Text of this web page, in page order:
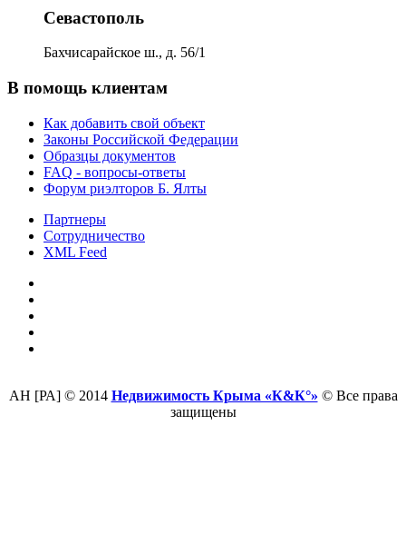
Севастополь
Бахчисарайское ш., д. 56/1
В помощь клиентам
Как добавить свой объект
Законы Российской Федерации
Образцы документов
FAQ - вопросы-ответы
Форум риэлторов Б. Ялты
Партнеры
Сотрудничество
XML Feed
АН [РА] © 2014 Недвижимость Крыма «К&К°» © Все права
защищены